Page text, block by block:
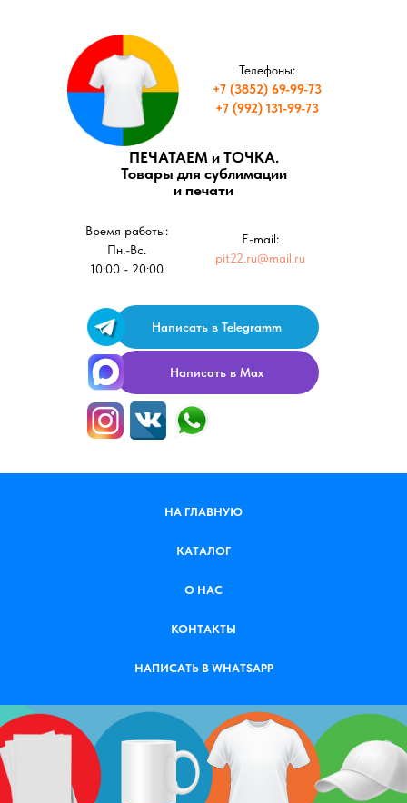
ПЕЧАТАЕМ и ТОЧКА.
Товары для сублимации
и печати
Телефоны:
+7 (3852) 69-99-73
+7 (992) 131-99-73
E-mail:
pit22.ru@mail.ru
Время работы:
Пн.-Вс.
10:00 - 20:00
Написать в Telegramm
Написать в Max
НА ГЛАВНУЮ
КАТАЛОГ
О НАС
КОНТАКТЫ
НАПИСАТЬ В WHATSAPP